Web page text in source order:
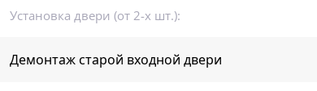
Установка двери (от 2-х шт.):
Демонтаж старой входной двери